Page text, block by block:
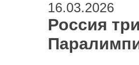
16.03.2026
Россия